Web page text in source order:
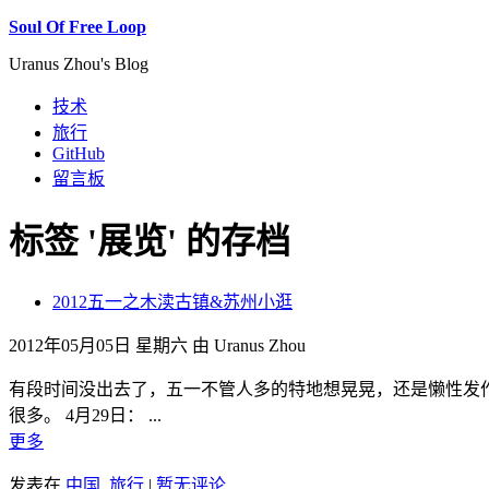
Soul Of Free Loop
Uranus Zhou's Blog
技术
旅行
GitHub
留言板
标签 '展览' 的存档
2012五一之木渎古镇&苏州小逛
2012年05月05日 星期六 由 Uranus Zhou
有段时间没出去了，五一不管人多的特地想晃晃，还是懒性
很多。 4月29日： ...
更多
发表在 中国 旅行 | 暂无评论